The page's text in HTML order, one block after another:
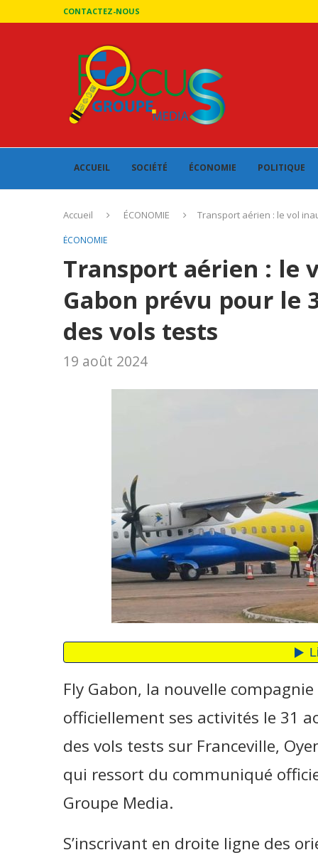
CONTACTEZ-NOUS
ACCUEIL SOCIÉTÉ ÉCONOMIE POLITIQUE
Accueil ÉCONOMIE Transport aérien : le vol
ÉCONOMIE
Transport aérien : le
Gabon prévu pour le
des vols tests
19 août 2024
Fly Gabon, la nouvelle
officiellement ses activités le 31
des vols tests sur Franceville,
qui ressort du communiqué
Groupe Media.
S’inscrivant en droite ligne des